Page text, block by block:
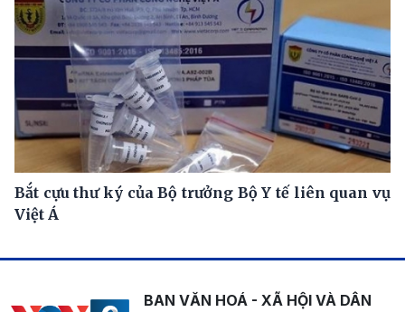
Bắt cựu thư ký của Bộ trưởng Bộ Y tế liên quan vụ
Việt Á
BAN VĂN HOÁ - XÃ HỘI VÀ DÂN